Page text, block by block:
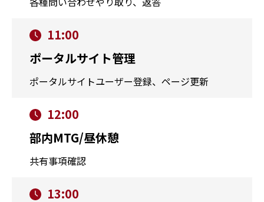
11:00
ポータルサイト管理
ポータルサイトユーザー登録、ページ更新
12:00
部内MTG/昼休憩
共有事項確認
13:00